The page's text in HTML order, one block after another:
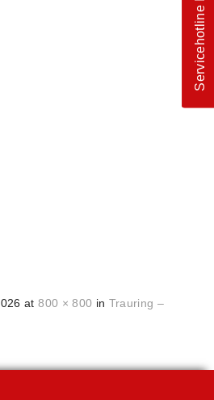
at800 × 800 in Trauring –
Servicehotline